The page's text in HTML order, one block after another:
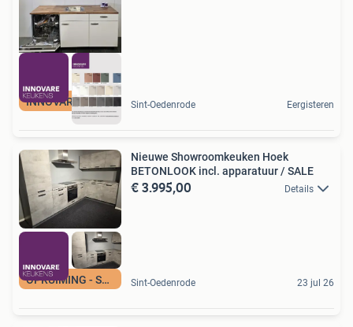
INNOVARE KEUKENS Sint-Oedenrode Eergisteren
OPRUIMING - SALE
Nieuwe Showroomkeuken Hoek
BETONLOOK incl. apparatuur / SALE
€ 3.995,00 Details
Sint-Oedenrode 23 jul 26